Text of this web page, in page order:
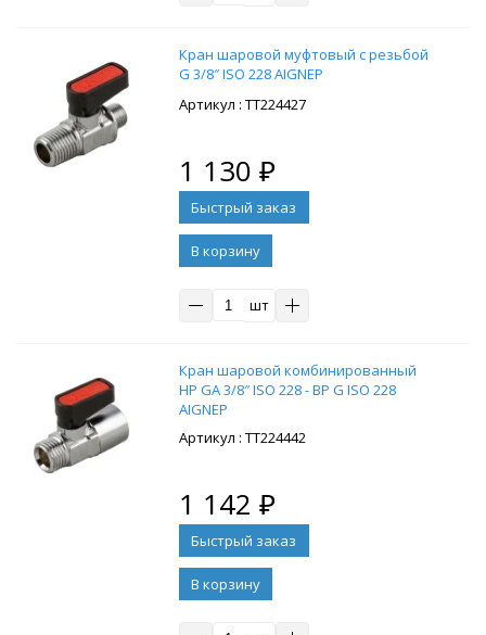
Кран шаровой муфтовый с резьбой
G 3/8″ ISO 228 AIGNEP
: ТТ224427
1 130 ₽
В корзину
шт
Кран шаровой комбинированный
НР GA 3/8″ ISO 228 - ВР G ISO 228
AIGNEP
: ТТ224442
1 142 ₽
В корзину